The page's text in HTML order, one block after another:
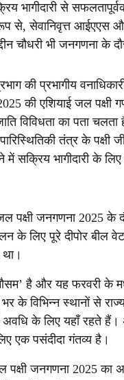
भागीदारी से
से, सेवानिवृत्त आईएएस और
चौधरी भी जनगणना के
की प्रभागीय
की एशियाई जल पक्षी
विविधता का पता
तंत्र के पक्षी
सक्रिय भागीदारी के
पक्षी जनगणना 2025 के
लिए पूरे दीपोर बील
था।
है और यह फरवरी के
भर के विभिन्न स्थानों से
अवधि के लिए यहाँ रहते
एक पसंदीदा गंतव्य है।
जनगणना 2025 का